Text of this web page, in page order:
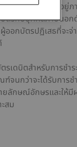
งใช้ได้ และต้องอยู่ภ
ตรกับบุคคลภายนอก
ออกบัตรปฏิเสธที่จะจ่
เดบิตสำหรับการชำร
นกว่าจะได้รับการชำ
ยลักษณ์อักษรและให้
สม